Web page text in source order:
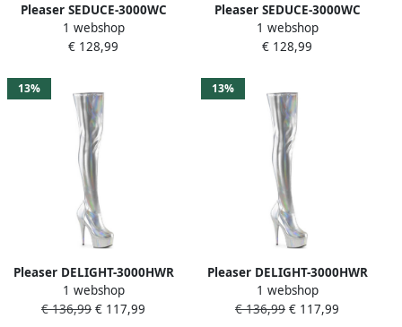
Pleaser SEDUCE-3000WC
Plateau overknee Laarzen
37 Shoes Zilverkleurig
1 webshop
€ 128,99
Pleaser SEDUCE-3000WC
Plateau overknee Laarzen
39 Shoes Zilverkleurig
1 webshop
€ 128,99
13%
Pleaser DELIGHT-3000HWR
Plateau overknee Laarzen
38 Shoes Zilverkleurig
1 webshop
€ 136,99 € 117,99
13%
Pleaser DELIGHT-3000HWR
Plateau overknee Laarzen
36 Shoes Zilverkleurig
1 webshop
€ 136,99 € 117,99